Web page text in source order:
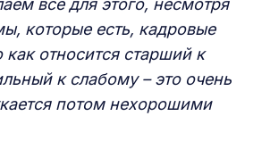
все для этого, несмотря
которые есть, кадровые
относится старший к
к слабому – это очень
потом нехорошими